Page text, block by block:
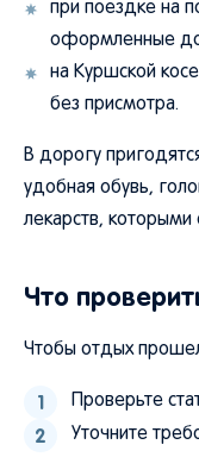
при поездке на
оформленные
на Куршской
без присмотра.
В дорогу
удобная обувь,
лекарств, которыми
Что
Чтобы отдых
Проверьте
Уточните